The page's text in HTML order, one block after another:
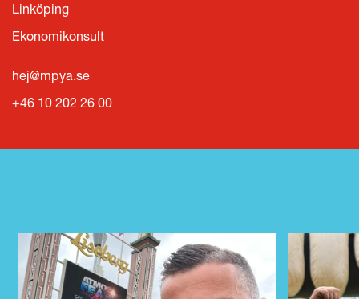
Linköping
Ekonomikonsult
hej@mpya.se
+46 10 202 26 00